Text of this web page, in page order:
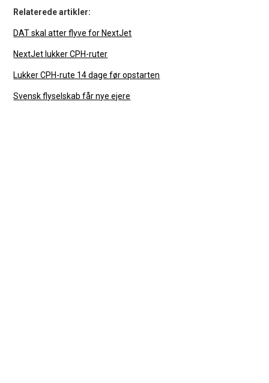
Relaterede artikler:
DAT skal atter flyve for NextJet
NextJet lukker CPH-ruter
Lukker CPH-rute 14 dage før opstarten
Svensk flyselskab får nye ejere